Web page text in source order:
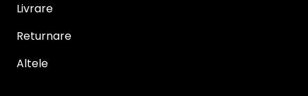
Livrare
Returnare
Altele